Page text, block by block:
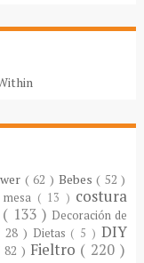
( 62 ) Bebes( 52 )
( 13 ) costura
( 133 ) Decoración de
28 ) Dietas ( 5 )DIY
82 ) Fieltro ( 220 )